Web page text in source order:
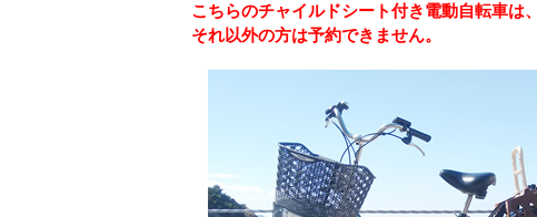
こちらのチャイルドシート付き電動自転車は
それ以外の方は予約できません。